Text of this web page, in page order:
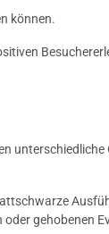
können.
unterschiedliche
gehobenen